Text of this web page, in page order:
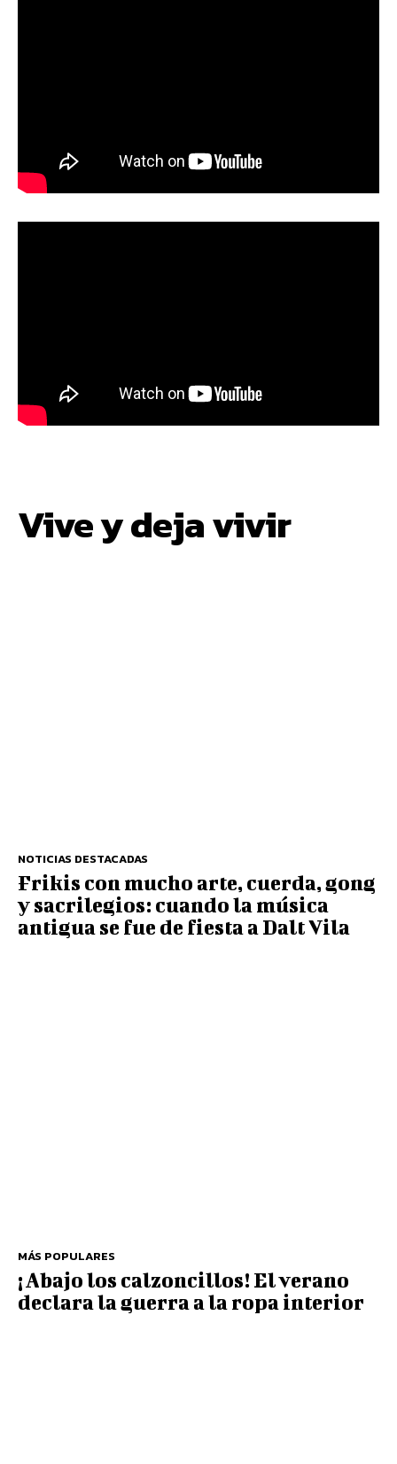
Vive y deja vivir
NOTICIAS DESTACADAS
Frikis con mucho arte, cuerda, gong
y sacrilegios: cuando la música
antigua se fue de fiesta a Dalt Vila
MÁS POPULARES
¡Abajo los calzoncillos! El verano
declara la guerra a la ropa interior